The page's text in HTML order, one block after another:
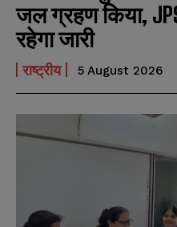
जल ग्रहण किया,
रहेगा जारी
राष्ट्रीय 5 August 2026